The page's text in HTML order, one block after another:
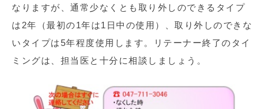
なりますが、通常少なくとも取り外しのできるタイプ
は2年（最初の1年は1日中の使用）、取り外しのできな
いタイプは5年程度使用します。リテーナー終了のタイ
ミングは、担当医と十分に相談しましょう。